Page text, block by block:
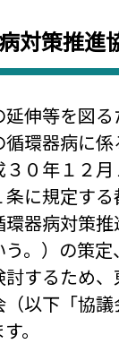
対策推進
延伸等を図
環器病に
０年１２月
条に規定す
環器病対策
う。）の策
するため
以下「協
。